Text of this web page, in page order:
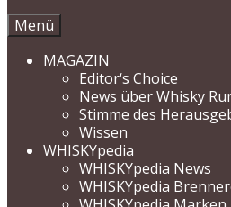
Menü
MAGAZIN
Editor‘s Choice
News über Whisky
Stimme des
Wissen
WHISKYpedia
WHISKYpedia News
WHISKYpedia